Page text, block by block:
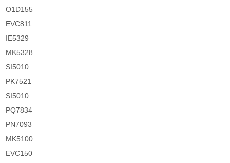
O1D155
EVC811
IE5329
MK5328
SI5010
PK7521
SI5010
PQ7834
PN7093
MK5100
EVC150